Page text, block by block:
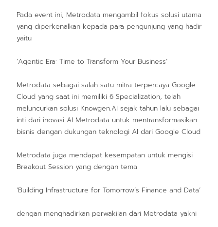
Pada event ini, Metrodata mengambil fokus solusi utama
yang diperkenalkan kepada para pengunjung yang hadir
yaitu
‘Agentic Era: Time to Transform Your Business’
Metrodata sebagai salah satu mitra terpercaya Google
Cloud yang saat ini memiliki 6 Specialization, telah
meluncurkan solusi Knowgen.AI sejak tahun lalu sebagai
inti dari inovasi AI Metrodata untuk mentransformasikan
bisnis dengan dukungan teknologi AI dari Google Cloud
Metrodata juga mendapat kesempatan untuk mengisi
Breakout Session yang dengan tema
‘Building Infrastructure for Tomorrow’s Finance and Data’
dengan menghadirkan perwakilan dari Metrodata yakni